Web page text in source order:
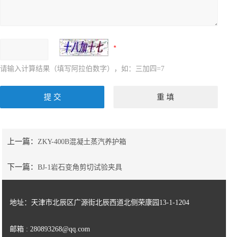
请输入计算结果（填写阿拉伯数字），如：三加四=7
上一篇： ZKY-400B混凝土蒸汽养护箱
下一篇：BJ-1岩石变角剪切试验夹具
地址：天津市北辰区广源街北辰西道北侧荣康园13-1-1204
邮箱 : 280893268@qq.com